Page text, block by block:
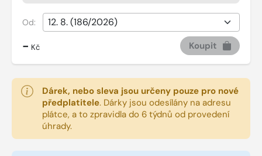
Od:
- Kč Koupit
Dárek, nebo sleva jsou určeny pouze pro nové
předplatitele. Dárky jsou odesílány na adresu
plátce, a to zpravidla do 6 týdnů od provedení
úhrady.